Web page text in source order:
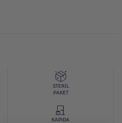
STERİL
PAKET
KAPIDA